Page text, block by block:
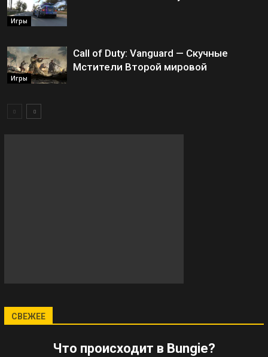
Игры
Игры
Call of Duty: Vanguard — Скучные
Мстители Второй мировой
СВЕЖЕЕ
Что происходит в Bungie?